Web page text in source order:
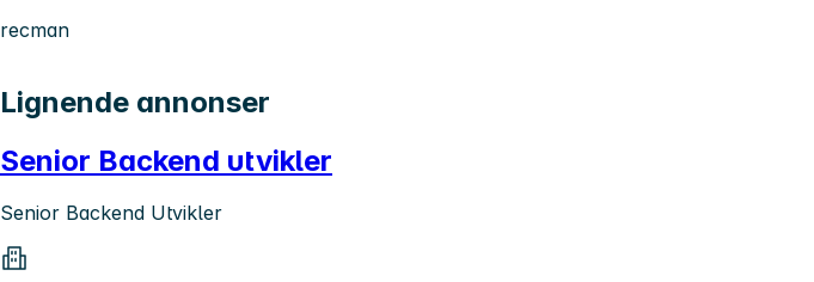
recman
Lignende annonser
Senior Backend utvikler
Senior Backend Utvikler